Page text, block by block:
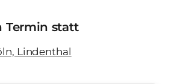
Termin statt
Lindenthal